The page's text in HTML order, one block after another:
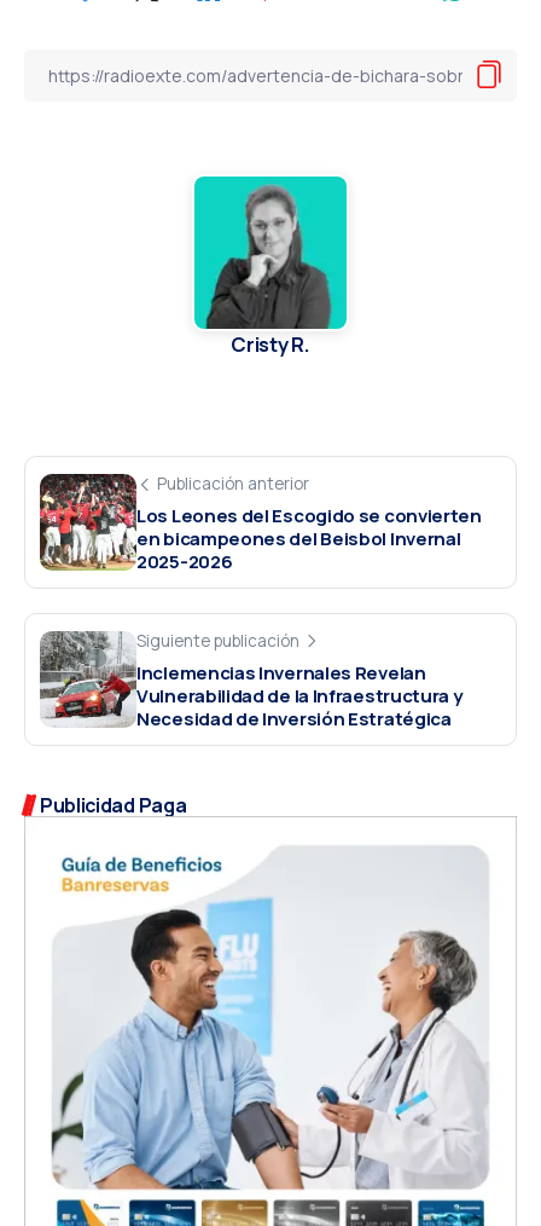
Cristy R.
Publicación anterior
Los Leones del Escogido se convierten
en bicampeones del Beisbol Invernal
2025-2026
Siguiente publicación
Inclemencias Invernales Revelan
Vulnerabilidad de la Infraestructura y
Necesidad de Inversión Estratégica
Publicidad Paga